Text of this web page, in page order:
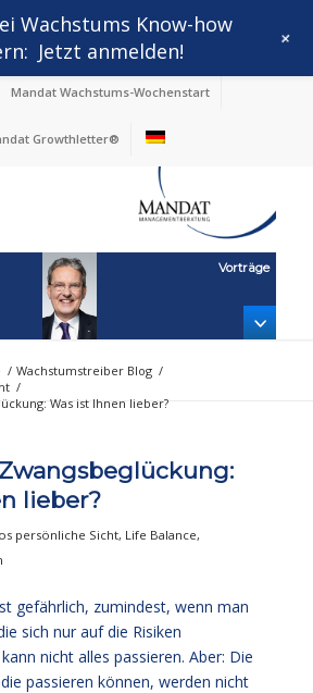
Mandat Wachstums-Wochenstart
Growthletter®
Vorträge
/ Wachstumstreiber Blog /
/
Was ist Ihnen lieber?
lieber?
persönliche Sicht, Life Balance,
gefährlich, zumindest, wenn man
sich nur auf die Risiken
nicht alles passieren. Aber: Die
passieren können, werden nicht
Wachstums Know-how
Jetzt anmelden! +